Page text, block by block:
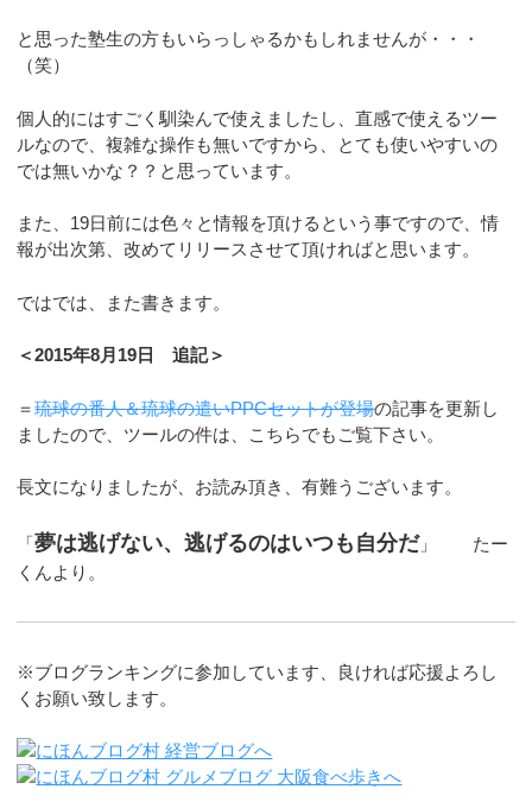
と思った塾生の方もいらっしゃるかもしれませんが・・・
（笑）
個人的にはすごく馴染んで使えましたし、直感で使えるツー
ルなので、複雑な操作も無いですから、とても使いやすいの
では無いかな？？と思っています。
また、19日前には色々と情報を頂けるという事ですので、情
報が出次第、改めてリリースさせて頂ければと思います。
ではでは、また書きます。
＜2015年8月19日 追記＞
＝琉球の番人＆琉球の遣いPPCセットが登場の記事を更新し
ましたので、ツールの件は、こちらでもご覧下さい。
長文になりましたが、お読み頂き、有難うございます。
「夢は逃げない、逃げるのはいつも自分だ」 たー
くんより。
※ブログランキングに参加しています、良ければ応援よろし
くお願い致します。